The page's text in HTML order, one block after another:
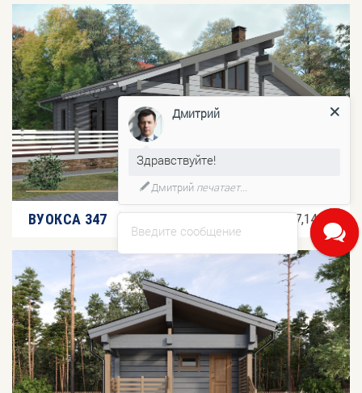
ВУОКСА 347 347,14 м
Введите сообщение
Дмитрий
Здравствуйте!
Дмитрийпечатает...